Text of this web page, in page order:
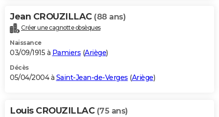
Jean CROUZILLAC (88 ans)
Créer une cagnotte obsèques
Naissance
03/09/1915 à Pamiers (Ariège)
Décès
05/04/2004 à Saint-Jean-de-Verges (Ariège)
Louis CROUZILLAC (75 ans)